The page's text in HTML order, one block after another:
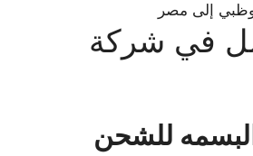
إلى مصر
في شركة
البسمه للشحن